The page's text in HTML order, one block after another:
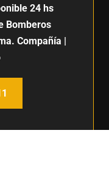
24 hs
Bomberos
Compañía |